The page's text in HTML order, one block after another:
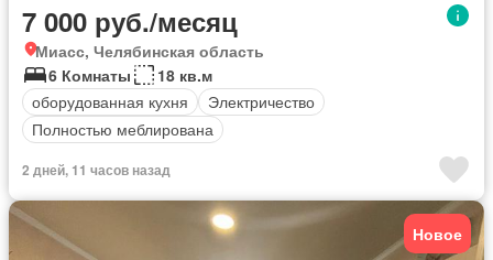
7 000 руб./месяц
Миасс, Челябинская область
6 Комнаты
18 кв.м
оборудованная кухня
Электричество
Полностью меблирована
2 дней, 11 часов назад
Новое